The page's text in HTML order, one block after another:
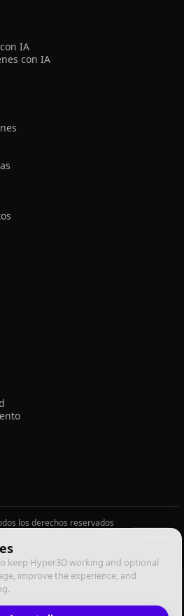
keep Hyper3D working and optional
improve the experience, and
IA
con IA
los derechos reservados